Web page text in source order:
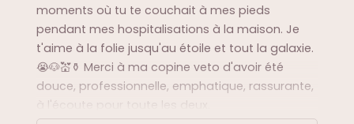
moments où tu te couchait à mes pieds
pendant mes hospitalisations à la maison. Je
t'aime à la folie jusqu'au étoile et tout la galaxie.
😭🐶💒⚱ Merci à ma copine veto d'avoir été
douce, professionnelle, emphatique, rassurante,
à l'écoute pour toute les deux.